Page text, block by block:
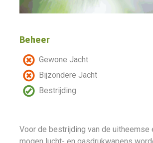
Beheer
Gewone Jacht
Bijzondere Jacht
Bestrijding
Voor de bestrijding van de uitheemse